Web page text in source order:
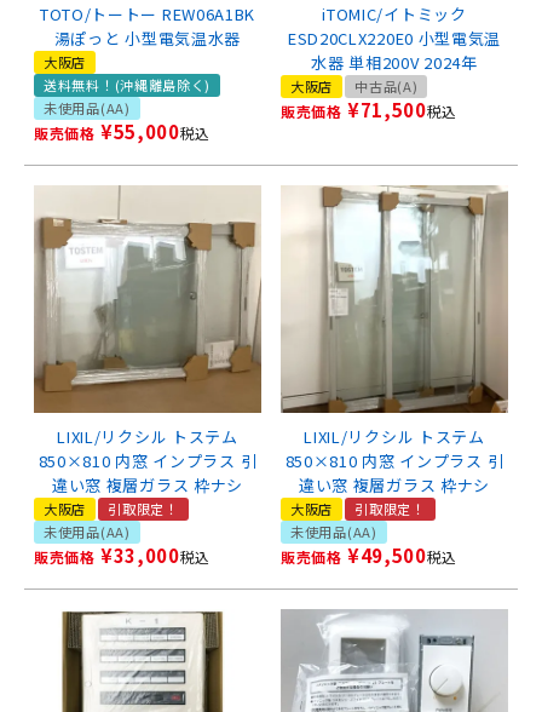
TOTO/トートー REW06A1BK
湯ぽっと 小型電気温水器
大阪店
送料無料！(沖縄離島除く)
未使用品(AA)
販売価格 ¥55,000税込
iTOMIC/イトミック
ESD20CLX220E0 小型電気温
水器 単相200V 2024年
大阪店 中古品(A)
販売価格 ¥71,500税込
LIXIL/リクシル トステム
850×810 内窓 インプラス 引
違い窓 複層ガラス 枠ナシ
大阪店
引取限定！
未使用品(AA)
販売価格 ¥33,000税込
LIXIL/リクシル トステム
850×810 内窓 インプラス 引
違い窓 複層ガラス 枠ナシ
大阪店
引取限定！
未使用品(AA)
販売価格 ¥49,500税込